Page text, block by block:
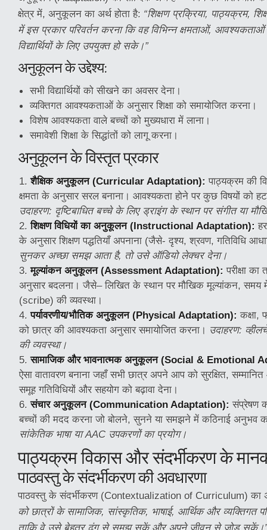
क्षेत्र में, अनुकूलन का अर्थ होता है: “शिक्षण प्रक्रिया, पाठ्यक्रम,
में इस प्रकार परिवर्तन करना कि वह विभिन्न क्षमताओं, आवश्यकताओं
विद्यार्थियों के लिए उपयुक्त हो सके।”
अनुकूलन के उद्देश्य:
सभी विद्यार्थियों को सीखने का अवसर देना।
व्यक्तिगत आवश्यकताओं के अनुसार शिक्षा को समायोजित करना।
विशेष आवश्यकता वाले बच्चों को मुख्यधारा में लाना।
समावेशी शिक्षा के सिद्धांतों को लागू करना।
अनुकूलन के विस्तृत प्रकार
शैक्षिक अनुकूलन (Curricular Adaptation): पाठ्यक्रम की
क्षमता के अनुसार सरल बनाना। आवश्यकता होने पर कुछ विषयों को
उदाहरण: दृष्टिबाधित बच्चे के लिए ड्राइंग के स्थान पर संगीत या
शिक्षण विधियों का अनुकूलन (Instructional Adaptation):
के अनुसार शिक्षण पद्धतियाँ अपनाना (जैसे- दृश्य, श्रवण, गतिविधि
सुनकर अच्छा समझ आता है, तो उसे ऑडियो लेक्चर देना।
मूल्यांकन अनुकूलन (Assessment Adaptation): परीक्षा का
अनुसार बदलना। जैसे– लिखित के स्थान पर मौखिक मूल्यांकन, समय
(scribe) की व्यवस्था।
पर्यावरणीय/भौतिक अनुकूलन (Physical Adaptation): कक्षा,
को छात्र की आवश्यकता अनुसार समायोजित करना। उदाहरण:
की व्यवस्था।
सामाजिक और भावनात्मक अनुकूलन (Social & Emotional
ऐसा वातावरण बनाना जहाँ सभी छात्र अपने आप को सुरक्षित,
समूह गतिविधियों और सहयोग को बढ़ावा देना।
संचार अनुकूलन (Communication Adaptation): संप्रेषण
बच्चों की मदद करना जो बोलने, सुनने या समझने में कठिनाई अनुभव
सांकेतिक भाषा या AAC उपकरणों का प्रयोग।
पाठ्यक्रम विकास और संदर्भीकरण के
पाठवस्तु के संदर्भीकरण की अवधारणा
पाठवस्तु के संदर्भीकरण (Contextualization of Curriculum) का
को छात्रों के सामाजिक, सांस्कृतिक, भाषाई, आर्थिक और व्यक्तिगत
ताकि वे उसे बेहतर ढंग से समझ सकें और अपने जीवन से जोड़